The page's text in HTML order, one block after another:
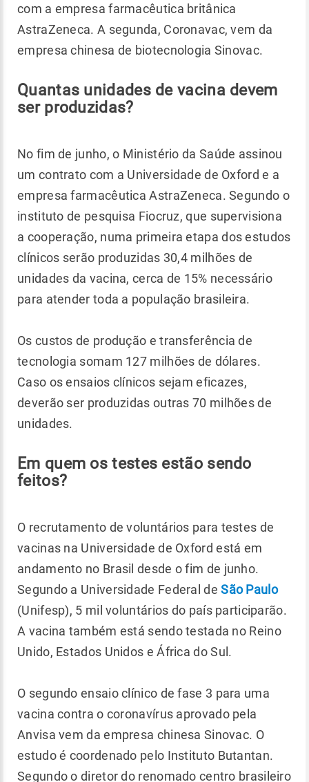
com a empresa farmacêutica britânica
AstraZeneca. A segunda, Coronavac, vem da
empresa chinesa de biotecnologia Sinovac.
Quantas unidades de vacina devem
ser produzidas?
No fim de junho, o Ministério da Saúde assinou
um contrato com a Universidade de Oxford e a
empresa farmacêutica AstraZeneca. Segundo o
instituto de pesquisa Fiocruz, que supervisiona
a cooperação, numa primeira etapa dos estudos
clínicos serão produzidas 30,4 milhões de
unidades da vacina, cerca de 15% necessário
para atender toda a população brasileira.
Os custos de produção e transferência de
tecnologia somam 127 milhões de dólares.
Caso os ensaios clínicos sejam eficazes,
deverão ser produzidas outras 70 milhões de
unidades.
Em quem os testes estão sendo
feitos?
O recrutamento de voluntários para testes de
vacinas na Universidade de Oxford está em
andamento no Brasil desde o fim de junho.
Segundo a Universidade Federal deSão Paulo
(Unifesp), 5 mil voluntários do país participarão.
A vacina também está sendo testada no Reino
Unido, Estados Unidos e África do Sul.
O segundo ensaio clínico de fase 3 para uma
vacina contra o coronavírus aprovado pela
Anvisa vem da empresa chinesa Sinovac. O
estudo é coordenado pelo Instituto Butantan.
Segundo o diretor do renomado centro brasileiro